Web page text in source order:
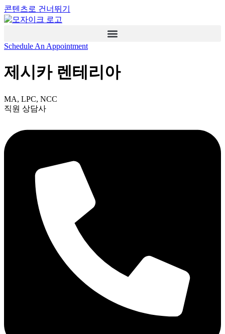
콘텐츠로 건너뛰기
Schedule An Appointment
제시카 렌테리아
MA, LPC, NCC
직원 상담사